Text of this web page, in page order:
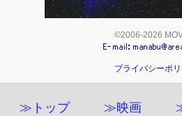
©2006-2026
プライバシーポ
≫トップ ≫映画